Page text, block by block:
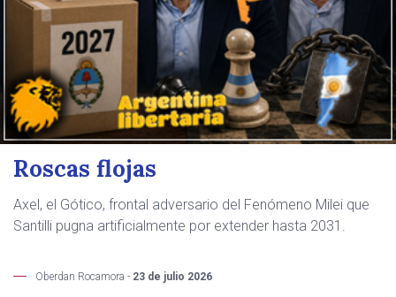
Roscas flojas
Axel, el Gótico, frontal adversario del Fenómeno Milei que
Santilli pugna artificialmente por extender hasta 2031.
Oberdan Rocamora - 23 de julio 2026